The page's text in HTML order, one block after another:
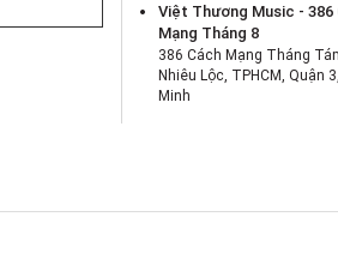
Việt Thương Music - 386
Mạng Tháng 8
386 Cách Mạng Tháng
Nhiêu Lộc, TPHCM, Quận
Minh
Việt Thương Music - 180